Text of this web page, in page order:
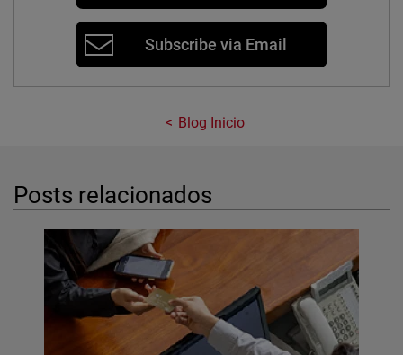
Subscribe via Email
Blog Inicio
Posts relacionados